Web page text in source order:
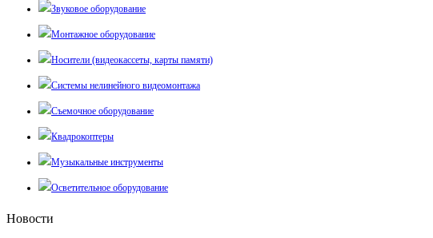
Звуковое оборудование
Монтажное оборудование
Носители (видеокассеты, карты памяти)
Системы нелинейного видеомонтажа
Съемочное оборудование
Квадрокоптеры
Музыкальные инструменты
Осветительное оборудование
Новости